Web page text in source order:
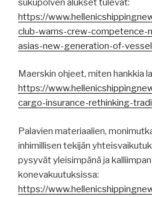
sukupolven alukset tulevat:
https://
club-warns-crew-
asias-new-generation-of-
Maerskin ohjeet, miten hankkia
https://
cargo-insurance-rethinking-
Palavien materiaalien,
inhimillisen tekijän
pysyvät yleisimpänä ja
konevakuutuksissa:
https://